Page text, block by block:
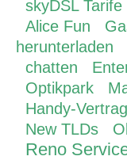
skyDSL Tarife
Alice Fun
herunterladen
chatten
Optikpark
Handy-Vertrag
New TLDs
Reno